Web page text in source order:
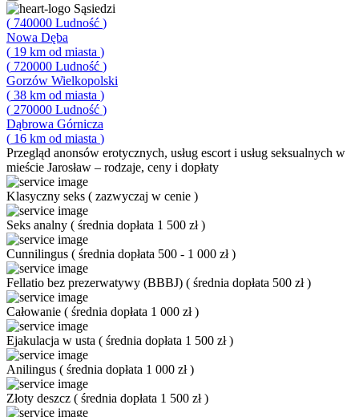
Sąsiedzi
( 740000 Ludność )
Nowa Dęba
( 19 km od miasta )
( 720000 Ludność )
Gorzów Wielkopolski
( 38 km od miasta )
( 270000 Ludność )
Dąbrowa Górnicza
( 16 km od miasta )
Przegląd anonsów erotycznych, usług escort i usług seksualnych w
mieście Jarosław – rodzaje, ceny i dopłaty
Klasyczny seks ( zazwyczaj w cenie )
Seks analny ( średnia dopłata 1 500 zł)
Cunnilingus ( średnia dopłata 500 - 1 000 zł)
Fellatio bez prezerwatywy (BBBJ) ( średnia dopłata 500 zł)
Całowanie ( średnia dopłata 1 000 zł)
Ejakulacja w usta ( średnia dopłata 1 500 zł)
Anilingus ( średnia dopłata 1 000 zł)
Złoty deszcz ( średnia dopłata 1 500 zł)